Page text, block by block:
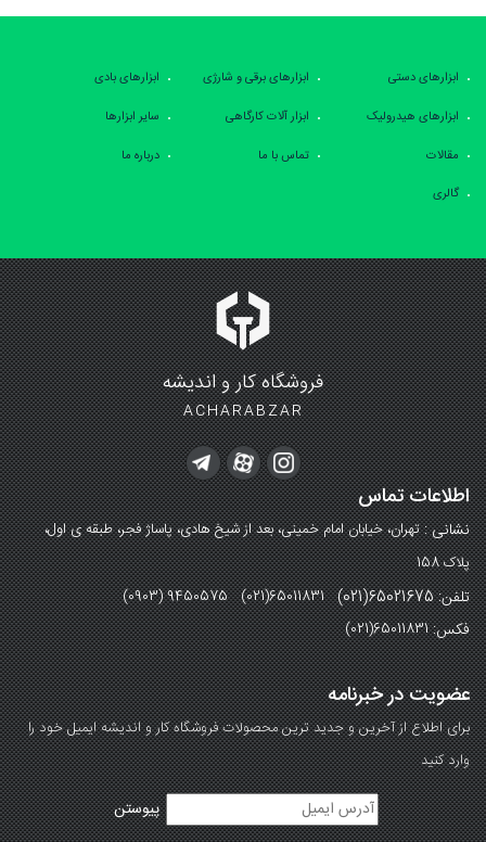
ابزارهای دستی ابزارهای برقی و شارژی
ابزارهای بادی
ابزارهای هیدرولیک
ابزار آلات کارگاهی
سایر ابزارها
مقالات
تماس با ما
درباره ما
گالری
فروشگاه کار و اندیشه
ACHARABZAR
اطلاعات تماس
نشانی :تهران، خیابان امام خمینی، بعد از شیخ هادی، پاساژ فجر، طبقه ی اول،
پلاک 158
تلفن: 65021675(021) (0903) 9450575 (021)65011831
فکس:(021)65011831
عضویت در خبرنامه
برای اطلاع از آخرین و جدید ترین محصولات فروشگاه کار و اندیشه ایمیل خود را
وارد کنید